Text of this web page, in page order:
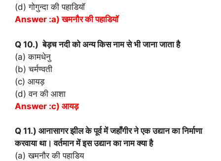
(d) गोगुन्दा की पहाडियॉ
Answer :a) खमनौर की पहाडियॉ
Q 10.) बेड़च नदी को अन्य किस नाम से भी जाना जाता है
(a) कामधेनु
(b) चर्मण्वती
(c) आयड़
(d) वन की आशा
Answer :c) आयड़
Q 11.) आनासागर झील के पूर्व में जहाँगीर ने एक उद्यान का निर्माणा
करवाया था। वर्तमान में इस उद्यान का नाम क्या है
(a) खमनौर की पहाडिय